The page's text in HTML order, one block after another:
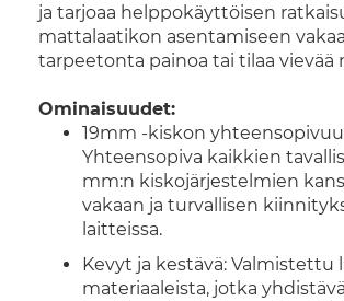
ja tarjoaa helppokäyttöisen
mattalaatikon asentamiseen
tarpeetonta painoa tai tilaa vievää
Ominaisuudet:
19mm -kiskon
Yhteensopiva kaikkien
mm:n kiskojärjestelmien
vakaan ja turvallisen
laitteissa.
Kevyt ja kestävä: Valmistettu
materiaaleista, jotka